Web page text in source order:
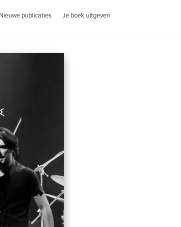
Nieuwe publicaties Je boek uitgeven